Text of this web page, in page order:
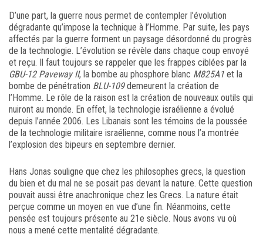
D’une part, la guerre nous permet de contempler l’évolution
dégradante qu’impose la technique à l’Homme. Par suite, les pays
affectés par la guerre forment un paysage désordonné du progrès
de la technologie. L’évolution se révèle dans chaque coup envoyé
et reçu. Il faut toujours se rappeler que les frappes ciblées par la
GBU-12 Paveway II, la bombe au phosphore blanc M825A1 et la
bombe de pénétration BLU-109demeurent la création de
l’Homme. Le rôle de la raison est la création de nouveaux outils qui
nuiront au monde. En effet, la technologie israélienne a évolué
depuis l’année 2006. Les Libanais sont les témoins de la poussée
de la technologie militaire israélienne, comme nous l’a montrée
l’explosion des bipeurs en septembre dernier.
Hans Jonas souligne que chez les philosophes grecs, la question
du bien et du mal ne se posait pas devant la nature. Cette question
pouvait aussi être anachronique chez les Grecs. La nature était
perçue comme un moyen en vue d’une fin. Néanmoins, cette
pensée est toujours présente au 21e siècle. Nous avons vu où
nous a mené cette mentalité dégradante.